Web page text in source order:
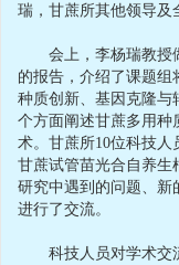
瑞，甘蔗所其他领导及
会上，李杨瑞教授做
的报告，介绍了课题
种质创新、基因克隆与
个方面阐述甘蔗多用种
术。甘蔗所10位科技人
甘蔗试管苗光合自养生
研究中遇到的问题、新
进行了交流。
科技人员对学术交流